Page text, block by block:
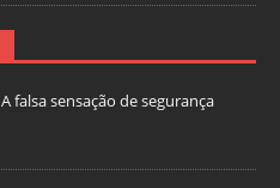
A falsa sensação de segurança